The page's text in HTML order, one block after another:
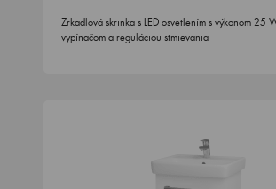
Zrkadlová skrinka s LED osvetlením s výkonom 25
vypínačom a reguláciou stmievania